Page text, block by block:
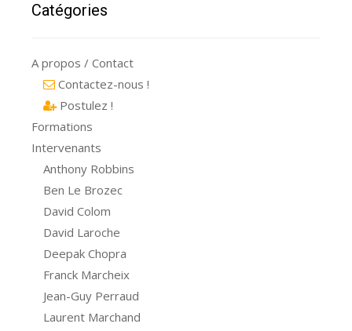
Catégories
A propos / Contact
Contactez-nous !
Postulez !
Formations
Intervenants
Anthony Robbins
Ben Le Brozec
David Colom
David Laroche
Deepak Chopra
Franck Marcheix
Jean-Guy Perraud
Laurent Marchand